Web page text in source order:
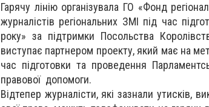
Гарячу лінію організувала ГО «Фонд
журналістів регіональних ЗМІ під час
року» за підтримки Посольства
виступає партнером проекту, який має на
час підготовки та проведення
правової допомоги.
Відтепер журналісти, які зазнали утисків,